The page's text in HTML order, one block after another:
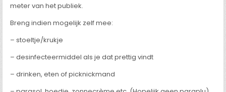
meter van het publiek.
Breng indien mogelijk zelf mee:
– stoeltje/krukje
– desinfecteermiddel als je dat prettig vindt
– drinken, eten of picknickmand